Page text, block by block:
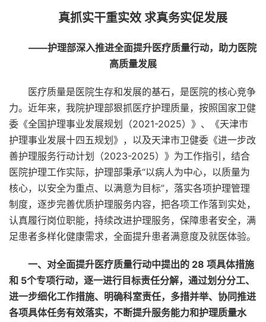
真抓实干重实效 求真务实促发展
——护理部深入推进全面提升医疗质量行动，助力医院
高质量发展
医疗质量是医院生存和发展的基石，是医院的核心竞争
力。近年来，我院护理部狠抓医疗护理质量，按照国家卫健
委《全国护理事业发展规划（2021-2025）》、《天津市
护理事业发展十四五规划》，以及天津市卫健委《进一步改
善护理服务行动计划（2023-2025）》为工作指引，结合
医院护理工作实际，护理部秉承“以病人为中心，以质量为
核心，以安全为重点、以满意为目标”，落实各项护理管理
制度，逐步完善优质护理服务内容，把各项工作落到实处，
认真履行岗位职能，持续改进护理服务，保障患者安全，满
足患者多样化健康需求，全面提升患者满意度及就医体验。
一、对全面提升医疗质量行动中提出的 28 项具体措施
和 5个专项行动，逐一进行目标责任分解，通过划分分工、
进一步细化工作措施、明确科室责任，多措并举、协同推进
各项具体任务有效落实，不断提升服务能力和护理质量水